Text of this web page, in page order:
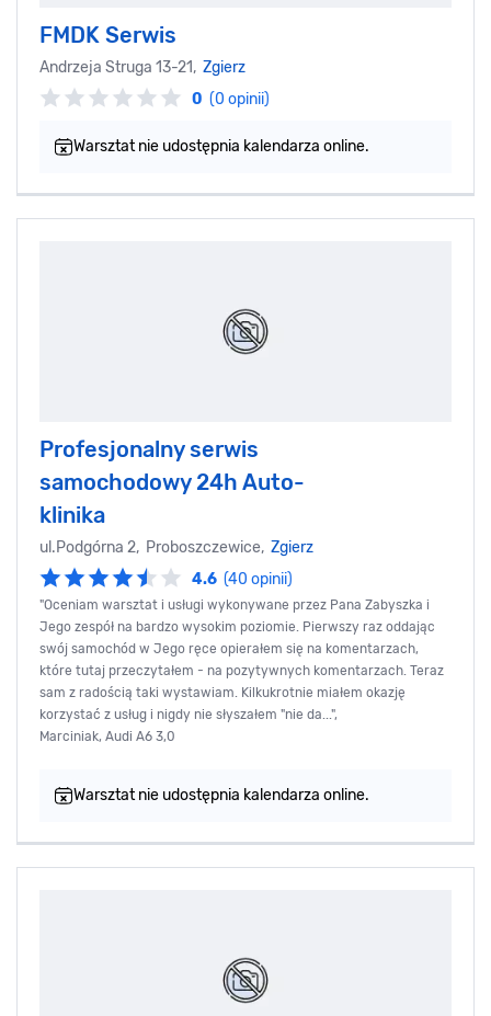
FMDK Serwis
Andrzeja Struga 13-21, Zgierz
0 (0 opinii)
Warsztat nie udostępnia kalendarza online.
Profesjonalny serwis
samochodowy 24h Auto-
klinika
ul.Podgórna 2, Proboszczewice, Zgierz
4.6 (40 opinii)
"Oceniam warsztat i usługi wykonywane przez Pana Zabyszka i
Jego zespół na bardzo wysokim poziomie. Pierwszy raz oddając
swój samochód w Jego ręce opierałem się na komentarzach,
które tutaj przeczytałem - na pozytywnych komentarzach. Teraz
sam z radością taki wystawiam. Kilkukrotnie miałem okazję
korzystać z usług i nigdy nie słyszałem "nie da...",
Marciniak, Audi A6 3,0
Warsztat nie udostępnia kalendarza online.